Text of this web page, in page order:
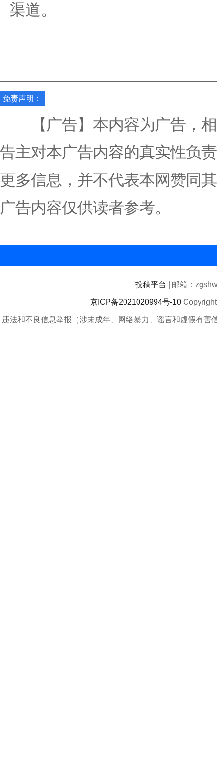
渠道。
免责声明：
【广告】本内容为广告，相
告主对本广告内容的真实性负
更多信息，并不代表本网赞同
广告内容仅供读者参考。
投稿平台 | 邮箱：
京ICP备2021020994号-10
违法和不良信息举报（涉未成年、网络暴力、谣言和虚假有